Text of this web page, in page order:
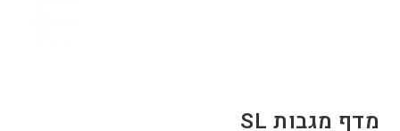
מדף מגבות SL